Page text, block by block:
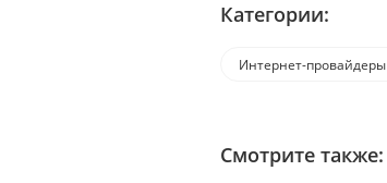
Категории:
Интернет-провайдеры
Смотрите также: